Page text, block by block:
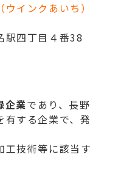
インクあいち）
駅四丁目４番38
企業であり、長野
有する企業で、発
技術等に該当す